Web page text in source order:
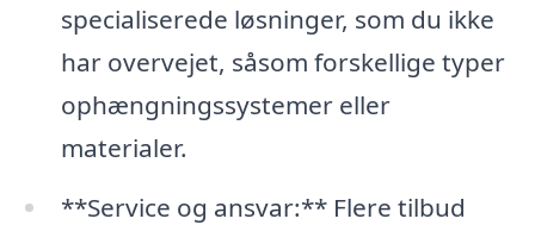
specialiserede løsninger, som du ikke
har overvejet, såsom forskellige typer
ophængningssystemer eller
materialer.
**Service og ansvar:** Flere tilbud